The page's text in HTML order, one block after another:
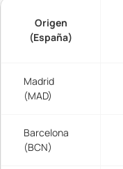
Origen
(España)
Madrid
(MAD)
Barcelona
(BCN)